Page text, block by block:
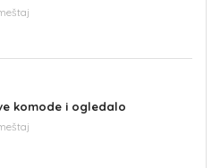
komode i ogledalo